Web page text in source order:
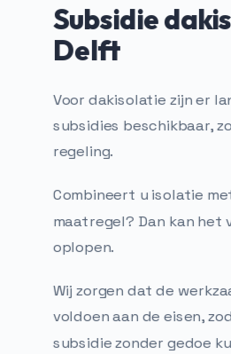
Subsidie
Delft
Voor dakisolatie zijn er
subsidies beschikbaar,
regeling.
Combineert u isolatie
maatregel? Dan kan het
oplopen.
Wij zorgen dat de
voldoen aan de eisen,
subsidie zonder gedoe